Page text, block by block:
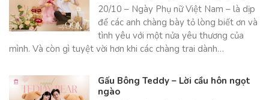
20/10 – Ngày Phụ nữ Việt Nam – là dịp
để các anh chàng bày tỏ lòng biết ơn và
tình yêu với một nửa yêu thương của
mình. Và còn gì tuyệt vời hơn khi các chàng trai dành…
Gấu Bông Teddy – Lời cầu hôn ngọt
ngào